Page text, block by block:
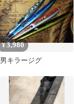
¥3,980
男キラージグ